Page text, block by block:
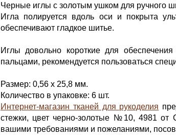
Черные иглы с золотым ушком для ручного
Игла полируется вдоль оси и покрыта
обеспечивают гладкое шитье.
Иглы довольно короткие для
пальцами, рекомендуется пользоваться
Размер: 0,56 х 25,8 мм.
Количество в упаковке: 6 шт.
Интернет-магазин тканей для рукоделия
стежки, цвет черно-золотые №10, 4981 от
вашими требованиями и пожеланиями,